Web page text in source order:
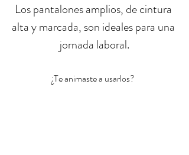
Los pantalones amplios, de cintura
alta y marcada, son ideales para una
jornada laboral.
¿Te animaste a usarlos?